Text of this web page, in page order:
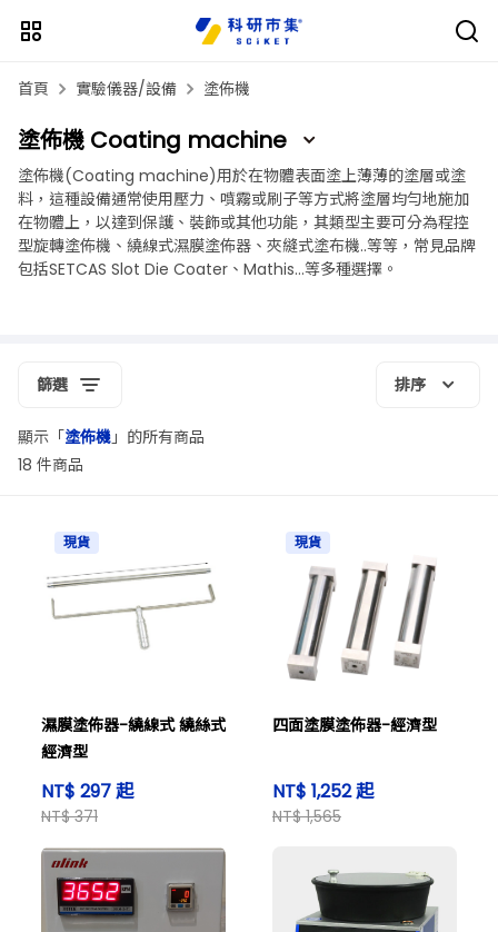
首頁 實驗儀器/設備 塗佈機
塗佈機 Coating machine
塗佈機(Coating machine)用於在物體表面塗上薄薄的塗層或塗
料，這種設備通常使用壓力、噴霧或刷子等方式將塗層均勻地施加
在物體上，以達到保護、裝飾或其他功能，其類型主要可分為程控
型旋轉塗佈機、繞線式濕膜塗佈器、夾縫式塗布機..等等，常見品牌
包括SETCAS Slot Die Coater、Mathis...等多種選擇。
篩選 排序
顯示「塗佈機」的所有商品
18 件商品
現貨
濕膜塗佈器-繞線式 繞絲式
經濟型
NT$ 297 起
NT$ 371
現貨
四面塗膜塗佈器-經濟型
NT$ 1,252 起
NT$ 1,565